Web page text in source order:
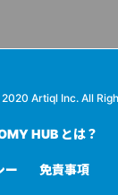
Artiql Inc. All
HUB とは？
ー 免責事項